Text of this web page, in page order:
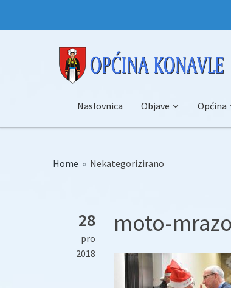
Naslovnica Objave Općina
Home » Nekategorizirano
28
pro
2018
moto-